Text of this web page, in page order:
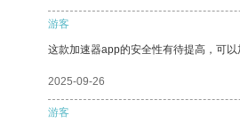
游客
这款加速器app的安全性有待提高，可以
2025-09-26
游客